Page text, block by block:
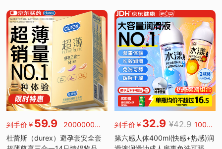
到手价￥ 59.9
2000000好评
杜蕾斯（durex）避孕套安全套
到手价￥ 32.9 ¥42.9
100000好评
第六感人体400ml(快感+热感)润